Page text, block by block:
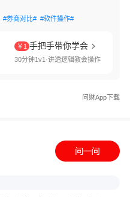
#券商对比# #软件操作#
￥1 手把手带你学会
30分钟1v1·讲透逻辑教会操作
问财App下载